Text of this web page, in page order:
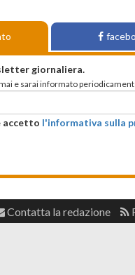
giornaliera.
e sarai informato
accetto l'informativa sulla
Contatta la redazione